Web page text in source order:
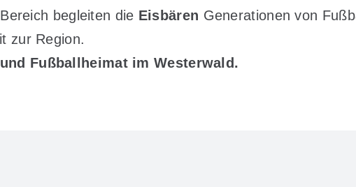
begleiten die Eisbären Generationen von
zur Region.
Fußballheimat im Westerwald.